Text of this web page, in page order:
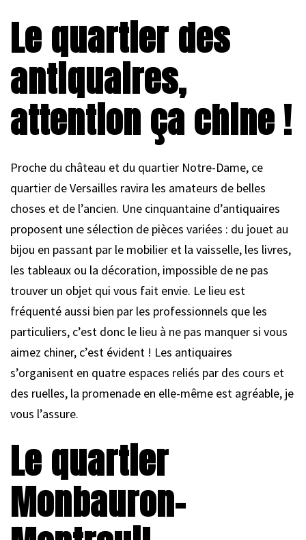
Le quartier des
antiquaires,
attention ça chine !
Proche du château et du quartier Notre-Dame, ce
quartier de Versailles ravira les amateurs de belles
choses et de l’ancien. Une cinquantaine d’antiquaires
proposent une sélection de pièces variées : du jouet au
bijou en passant par le mobilier et la vaisselle, les livres,
les tableaux ou la décoration, impossible de ne pas
trouver un objet qui vous fait envie. Le lieu est
fréquenté aussi bien par les professionnels que les
particuliers, c’est donc le lieu à ne pas manquer si vous
aimez chiner, c’est évident ! Les antiquaires
s’organisent en quatre espaces reliés par des cours et
des ruelles, la promenade en elle-même est agréable, je
vous l’assure.
Le quartier
Monbauron-